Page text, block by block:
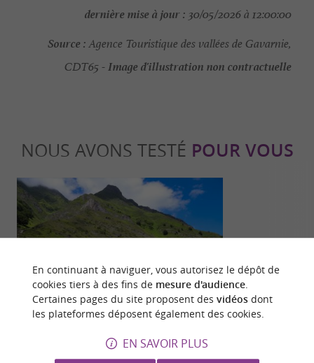
dernière mise à jour : 30/05/2026 à 12:00:00
Source :Agence Touristique des vallées de Gavarnie,
CDT65 -Image d'illustration non contractuelle
NOUS AVONS TESTÉ POUR VOUS
Culturelle
En continuant à naviguer, vous autorisez le dépôt de
cookies tiers à des fins de mesure d'audience.
Certaines pages du site proposent des vidéosdont
les plateformes déposent également des cookies.
EN SAVOIR PLUS